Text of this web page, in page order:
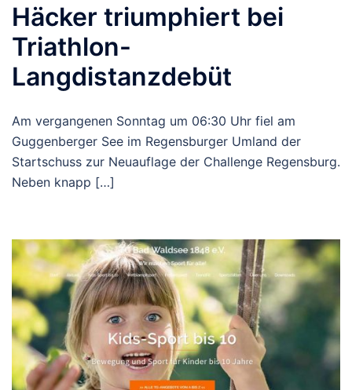
Häcker triumphiert bei
Triathlon-
Langdistanzdebüt
Am vergangenen Sonntag um 06:30 Uhr fiel am
Guggenberger See im Regensburger Umland der
Startschuss zur Neuauflage der Challenge Regensburg.
Neben knapp […]